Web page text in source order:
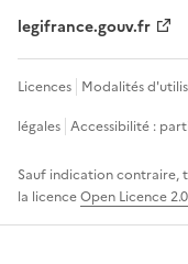
legifrance.gouv.fr
Licences Modalités
légales Accessibilité :
Sauf indication contraire,
la licenceOpen Licence 2.0